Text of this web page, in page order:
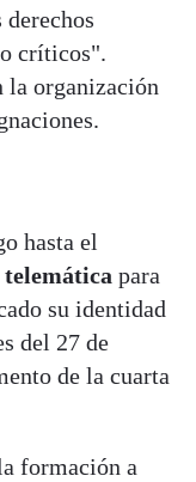
críticos".
la organización
hasta el
para
su identidad
del 27 de
de la cuarta
formación a